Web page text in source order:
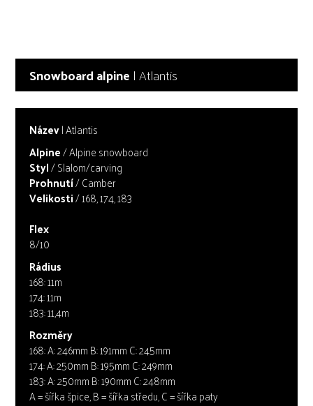
Snowboard alpine | Atlantis
Název| Atlantis
Alpine/ Alpine snowboard
Styl/ Slalom/carving
Prohnutí/ Camber
Velikosti/ 168, 174, 183
Flex
8/10
Rádius
168: 11m
174: 11m
183: 11,4m
Rozměry
168: A: 246mm B: 191mm C: 245mm
174: A: 250mm B: 195mm C: 249mm
183: A: 250mm B: 190mm C: 248mm
A = šířka špice, B = šířka středu, C = šířka paty